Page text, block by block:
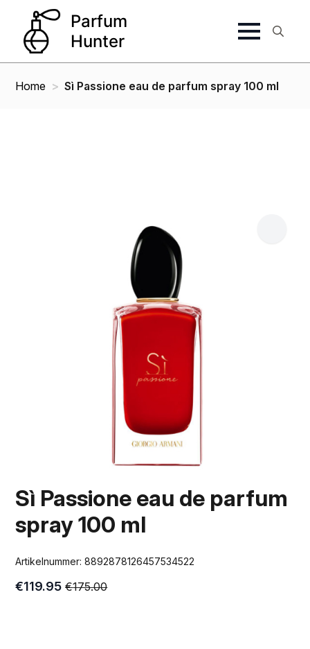
Home Sì Passione eau de parfum spray 100 ml
Sì Passione eau de parfum
spray 100 ml
Artikelnummer:8892878126457534522
€175.00
Oorspronkelijke
€119.95
Huidige